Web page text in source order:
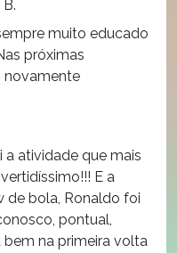
muito educado
próximas
novamente
a atividade que mais
E a
de bola, Ronaldo foi
pontual,
na primeira volta